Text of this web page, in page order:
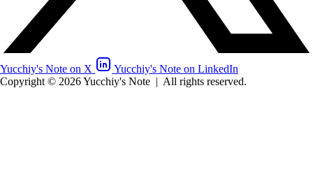
Yucchiy's Note on X
Yucchiy's Note on LinkedIn
Copyright © 2026 Yucchiy's Note | All rights reserved.